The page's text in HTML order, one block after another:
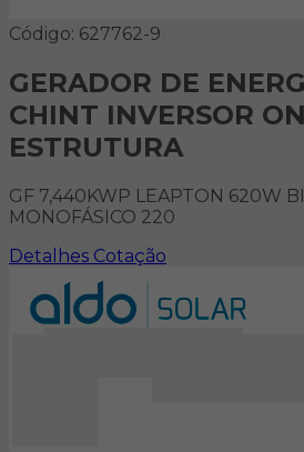
Código: 627762-9
GERADOR DE
CHINT INVERSOR
ESTRUTURA
GF 7,440KWP LEAPTON 620W
MONOFÁSICO 220
Detalhes Cotação